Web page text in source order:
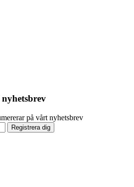
på vårt nyhetsbrev
Registrera dig